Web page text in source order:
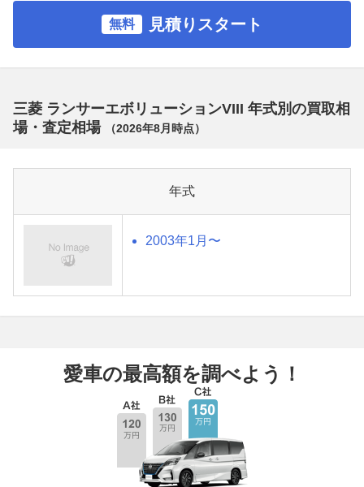
無料 見積りスタート
三菱 ランサーエボリューションVIII 年式別の買取相
場・査定相場
（2026年8月 時点）
年式
2003年1月〜
愛車の最高額を調べよう！